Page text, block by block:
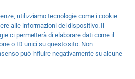
utilizziamo tecnologie come i cookie
alle informazioni del dispositivo. Il
ci permetterà di elaborare dati come il
o ID unici su questo sito. Non
può influire negativamente su alcune